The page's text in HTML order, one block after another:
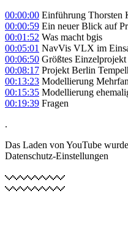
00:00:00 Einführung Thorsten
00:00:59 Ein neuer Blick auf
00:01:52 Was macht bgis
00:05:01 NavVis VLX im
00:06:50 Größtes
00:08:17 Projekt Berlin
00:13:23 Modellierung
00:15:35 Modellierung
00:19:39 Fragen
.
Das Laden von YouTube
Datenschutz-Einstellungen